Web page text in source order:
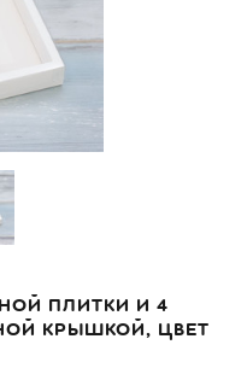
ПЛИТКИ И 4
КРЫШКОЙ, ЦВЕТ